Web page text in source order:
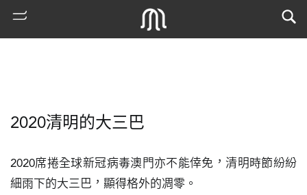
2020清明的大三巴
2020席捲全球新冠病毒澳門亦不能倖免，清明時節紛紛
細雨下的大三巴，顯得格外的凋零。